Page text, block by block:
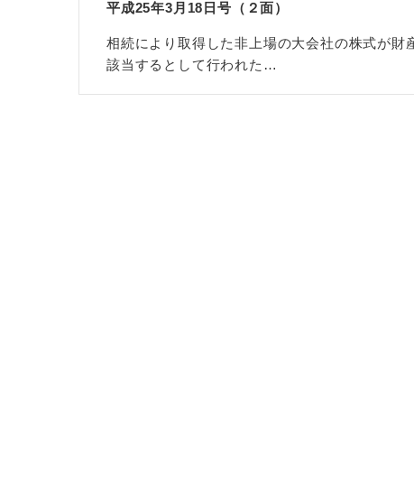
平成25年3月18日号（２面）
相続により取得した非上場の大会社の株式が
該当するとして行われた…